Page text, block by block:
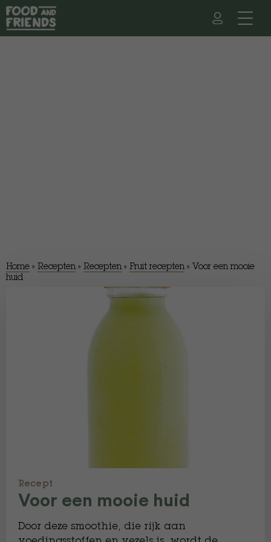
Home » Recepten » Recepten » Fruit recepten » Voor een mooie
huid
Recept
Voor een mooie huid
Door deze smoothie, die rijk aan